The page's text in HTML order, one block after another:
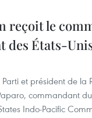
reçoit le
des États-
et président de
commandant
Indo-Pacific